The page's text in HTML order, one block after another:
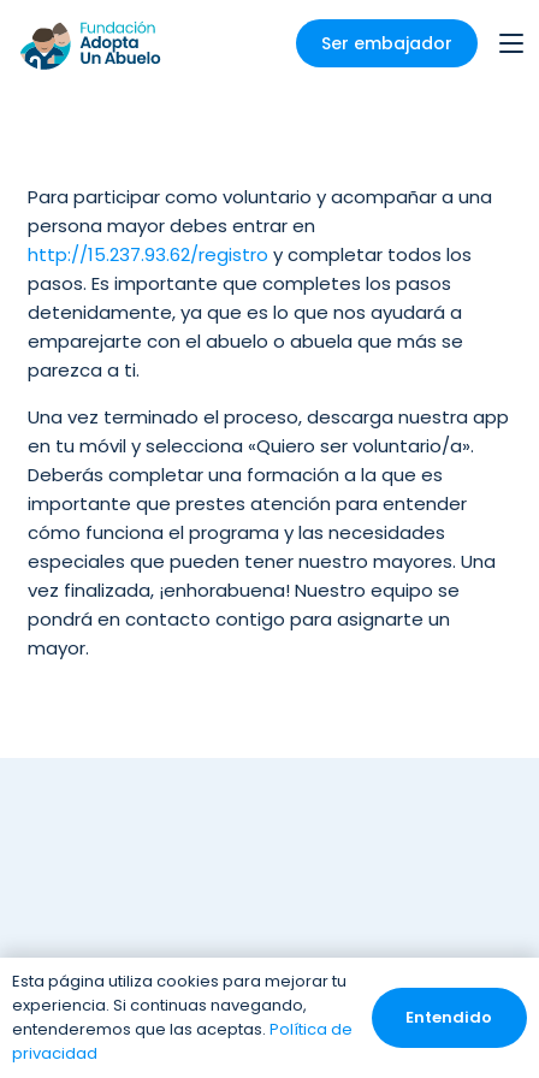
Ser embajador
Para participar como voluntario y acompañar a una
persona mayor debes entrar en
http://15.237.93.62/registro y completar todos los
pasos. Es importante que completes los pasos
detenidamente, ya que es lo que nos ayudará a
emparejarte con el abuelo o abuela que más se
parezca a ti.
Una vez terminado el proceso, descarga nuestra app
en tu móvil y selecciona «Quiero ser voluntario/a».
Deberás completar una formación a la que es
importante que prestes atención para entender
cómo funciona el programa y las necesidades
especiales que pueden tener nuestro mayores. Una
vez finalizada, ¡enhorabuena! Nuestro equipo se
pondrá en contacto contigo para asignarte un
mayor.
Esta página utiliza cookies para mejorar tu
experiencia. Si continuas navegando,
entenderemos que las aceptas. Política de
privacidad
Entendido